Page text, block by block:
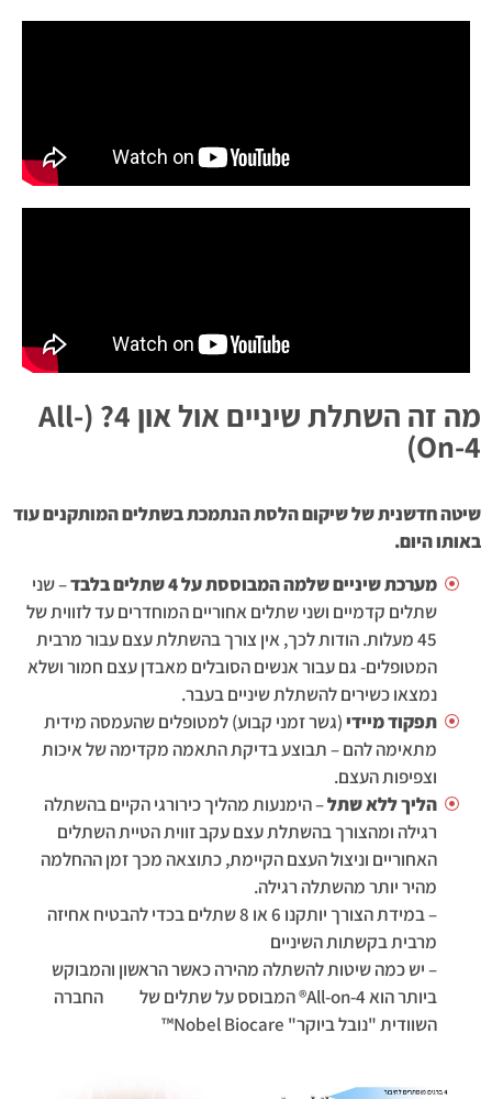
מה זה השתלת שיניים אול און 4? (All-
On-4)
שיטה חדשנית של שיקום הלסת הנתמכת בשתלים המותקנים עוד
באותו היום.
מערכת שיניים שלמה המבוססת על 4 שתלים בלבד
– שני
שתלים קדמיים ושני שתלים אחוריים המוחדרים עד לזווית של
45 מעלות. הודות לכך, אין צורך בהשתלת עצם עבור מרבית
המטופלים- גם עבור אנשים הסובלים מאבדן עצם חמור ושלא
נמצאו כשירים להשתלת שיניים בעבר.
תפקוד מיידי(גשר זמני קבוע) למטופלים שהעמסה מידית
מתאימה להם – תבוצע בדיקת התאמה מקדימה של איכות
וצפיפות העצם.
הליך ללא שתל– הימנעות מהליך כירורגי הקיים בהשתלה
רגילה ומהצורך בהשתלת עצם עקב זווית הטיית השתלים
האחוריים וניצול העצם הקיימת, כתוצאה מכך זמן ההחלמה
מהיר יותר מהשתלה רגילה.
– במידת הצורך יותקנו 6 או 8 שתלים בכדי להבטיח אחיזה
מרבית בקשתות השיניים
– יש כמה שיטות להשתלה מהירה כאשר הראשון והמבוקש
ביותר הוא All-on-4® המבוסס על שתלים של החברה
השוודית "נובל ביוקר" Nobel Biocare™